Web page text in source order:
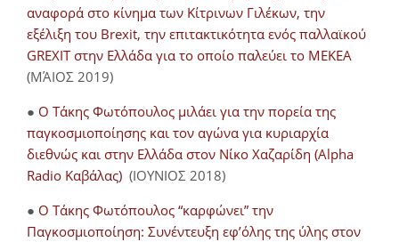
αναφορά στο κίνημα των Κίτρινων Γιλέκων, την
εξέλιξη του Brexit, την επιτακτικότητα ενός παλλαϊκού
GREXIT στην Ελλάδα για το οποίο παλεύει το ΜΕΚΕΑ
(ΜΆΙΟΣ 2019)
● Ο Τάκης Φωτόπουλος μιλάει για την πορεία της
παγκοσμιοποίησης και τον αγώνα για κυριαρχία
διεθνώς και στην Ελλάδα στον Νίκο Χαζαρίδη (Alpha
Radio Καβάλας) (ΙΟΥΝΙΟΣ 2018)
● Ο Τάκης Φωτόπουλος “καρφώνει” την
Παγκοσμιοποίηση: Συνέντευξη εφ’όλης της ύλης στον